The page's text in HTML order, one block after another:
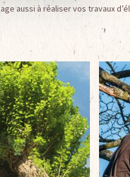
aussi à réaliser vos travaux